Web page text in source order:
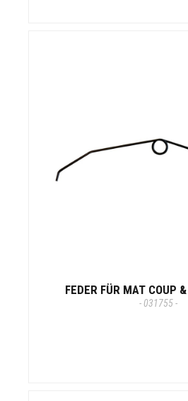
FEDER FÜR MAT COUP
- 031755 -